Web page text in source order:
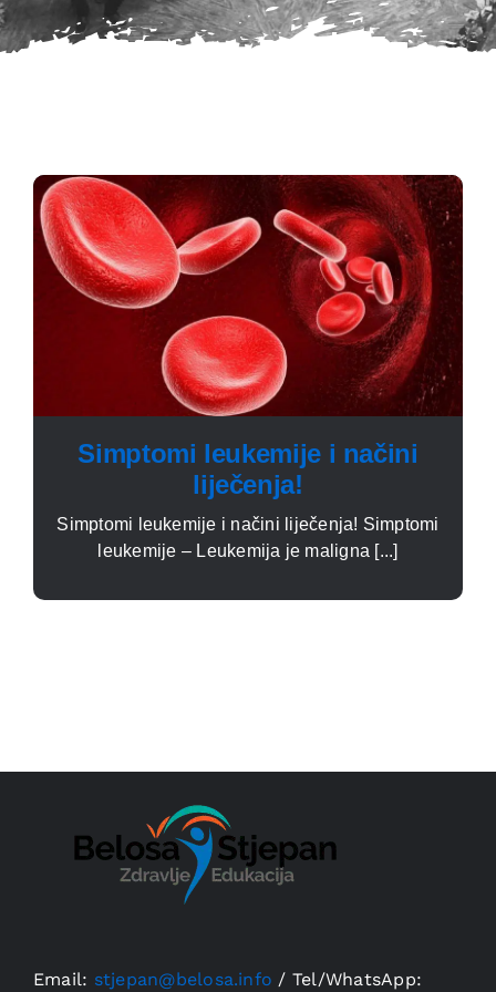
Simptomi leukemije i načini
liječenja!
Simptomi leukemije i načini liječenja! Simptomi
leukemije – Leukemija je maligna [...]
Email: stjepan@belosa.info / Tel/WhatsApp: